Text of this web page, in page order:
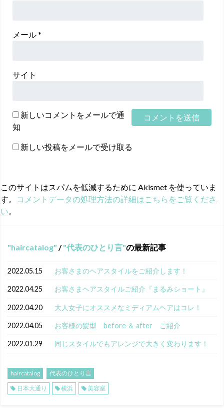
メール*
サイト
新しいコメントをメールで通
知
新しい投稿をメールで受け取る
このサイトはスパムを低減するために Akismet を使っていま
す。
コメントデータの処理方法の詳細はこちらをご覧くださ
い。
haircatalog / 代表のひとり言 の最新記事
2022.05.15 お客さまのヘアスタイルをご紹介します！
2022.04.25 お客さまヘアスタイルご紹介『まるみショート』
2022.04.20 大人女子にオススメなミディアムヘアはコレ！
2022.04.05 お客様の髪型 before ＆ after ご紹介
2022.01.29 同じスタイルでもアレンジで大きく変わります！
haircatalog
代表のひとり言
日本大通り
横浜 美容室